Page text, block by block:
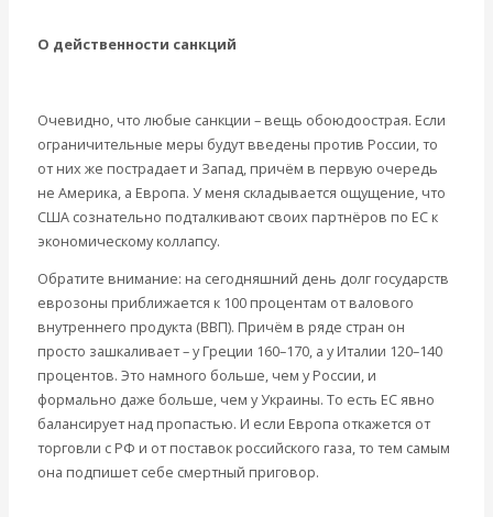
О действенности санкций
Очевидно, что любые санкции – вещь обоюдоострая. Если
ограничительные меры будут введены против России, то
от них же пострадает и Запад, причём в первую очередь
не Америка, а Европа. У меня складывается ощущение, что
США сознательно подталкивают своих партнёров по ЕС к
экономическому коллапсу.
Обратите внимание: на сегодняшний день долг государств
еврозоны приближается к 100 процентам от валового
внутреннего продукта (ВВП). Причём в ряде стран он
просто зашкаливает – у Греции 160–170, а у Италии 120–140
процентов. Это намного больше, чем у России, и
формально даже больше, чем у Украины. То есть ЕС явно
балансирует над пропастью. И если Европа откажется от
торговли с РФ и от поставок российского газа, то тем самым
она подпишет себе смертный приговор.